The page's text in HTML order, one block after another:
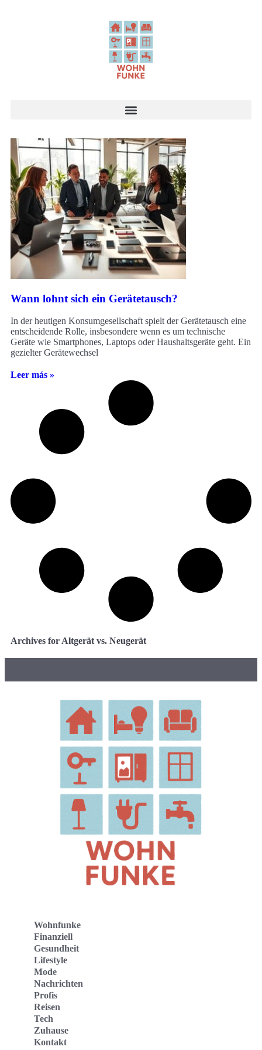
Wann lohnt sich ein Gerätetausch?
In der heutigen Konsumgesellschaft spielt der Gerätetausch eine
entscheidende Rolle, insbesondere wenn es um technische
Geräte wie Smartphones, Laptops oder Haushaltsgeräte geht. Ein
gezielter Gerätewechsel
Leer más »
Archives for Altgerät vs. Neugerät
Wohnfunke
Finanziell
Gesundheit
Lifestyle
Mode
Nachrichten
Profis
Reisen
Tech
Zuhause
Kontakt